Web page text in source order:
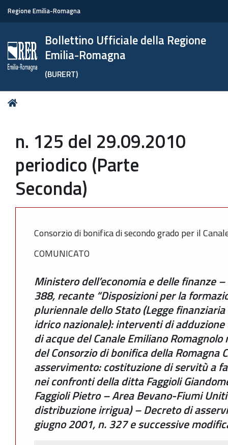
Regione Emilia-Romagna
Bollettino Ufficiale della Regione
Emilia-Romagna
(BURERT)
Tu
n. 125 del 29.09.2010
periodico (Parte
Seconda)
Consorzio di bonifica di secondo grado per il
COMUNICATO
Ministero dell’economia e delle finanze
388, recante “Disposizioni per la
pluriennale dello Stato (Legge
idrico nazionale): interventi di
di acque del Canale Emiliano
del Consorzio di bonifica della Romagna
asservimento: costituzione di servitù a
nei confronti della ditta Faggioli
Faggioli Pietro – Area Bevano-Fiumi
distribuzione irrigua) – Decreto di
giugno 2001, n. 327 e successive